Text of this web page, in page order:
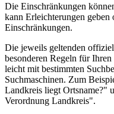
Die Einschränkungen
kann Erleichterungen geben
Einschränkungen.
Die jeweils geltenden
besonderen Regeln für
leicht mit bestimmten
Suchmaschinen. Zum
Landkreis liegt Ortsname?"
Verordnung Landkreis".